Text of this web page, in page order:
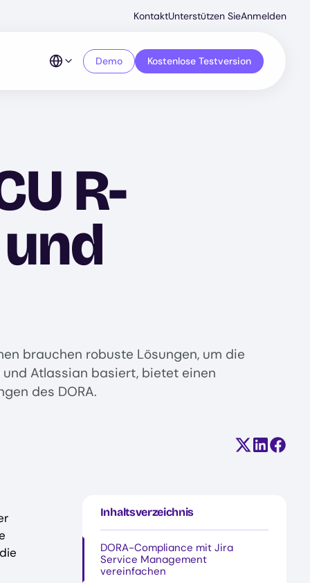
Menu
KontaktUnterstützen SieAnmelden
Demo Kostenlose Testversion
R-
brauchen robuste Lösungen, um die
und Atlassian basiert, bietet einen
des DORA.
Teilen auf
AufAuf
Inhaltsverzeichnis
DORA-Compliance mit Jira
Service Management
vereinfachen